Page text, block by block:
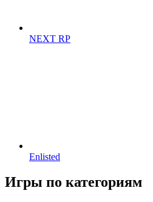
NEXT RP
Enlisted
Игры по категориям